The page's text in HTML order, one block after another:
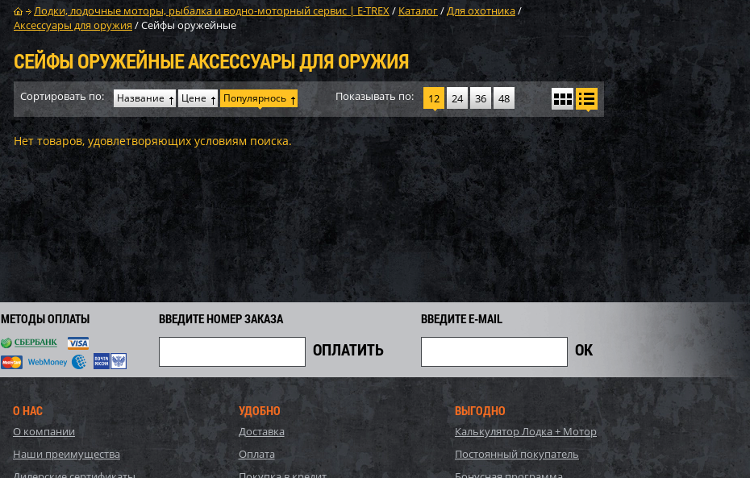
Лодки, лодочные моторы, рыбалка и водно-моторный сервис | E-TREX/ Каталог/Для охотника/
Аксессуары для оружия /Сейфы оружейные
СЕЙФЫ ОРУЖЕЙНЫЕ АКСЕССУАРЫ ДЛЯ ОРУЖИЯ
Сортировать по: Название Цене Популярнось Показывать по: 12 24 36 48
Нет товаров, удовлетворяющих условиям поиска.
МЕТОДЫ ОПЛАТЫ ВВЕДИТЕ НОМЕР ЗАКАЗА ВВЕДИТЕ E-MAIL
О НАС
О компании
Наши преимущества
УДОБНО
Доставка
Оплата
ВЫГОДНО
Калькулятор Лодка + Мотор
Постоянный покупатель